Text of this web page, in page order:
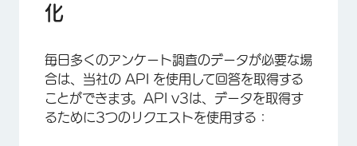
化
毎日多くのアンケート調査のデータが必要な場
合は、当社の API を使用して回答を取得する
ことができます。API v3は、データを取得す
るために3つのリクエストを使用する：